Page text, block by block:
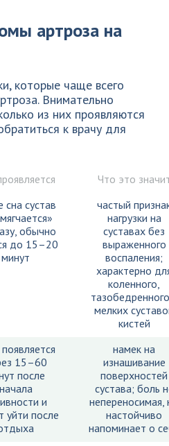
артроза на
которые чаще всего
Внимательно
из них проявляются
к врачу для
Что это
сна сустав
обычно
до 15–20
минут
частый
нагрузки на
суставах без
выраженного
воспаления;
характерно
коленного,
мелких
кистей
15–60
после
начала
и
уйти после
намек на
изнашивание
поверхностей
сустава; боль
непереносимая,
настойчиво
напоминает о